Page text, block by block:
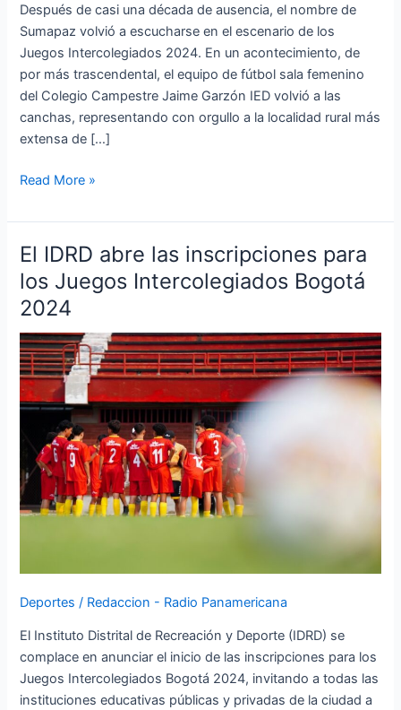
Después de casi una década de ausencia, el nombre de
Sumapaz volvió a escucharse en el escenario de los
Juegos Intercolegiados 2024. En un acontecimiento, de
por más trascendental, el equipo de fútbol sala femenino
del Colegio Campestre Jaime Garzón IED volvió a las
canchas, representando con orgullo a la localidad rural más
extensa de […]
Read More »
El IDRD abre las inscripciones para
los Juegos Intercolegiados Bogotá
2024
Deportes / Redaccion - Radio Panamericana
El Instituto Distrital de Recreación y Deporte (IDRD) se
complace en anunciar el inicio de las inscripciones para los
Juegos Intercolegiados Bogotá 2024, invitando a todas las
instituciones educativas públicas y privadas de la ciudad a
El
IDRD
abre
las
inscripciones
para
los
Juegos
Intercolegiados
Bogotá
2024